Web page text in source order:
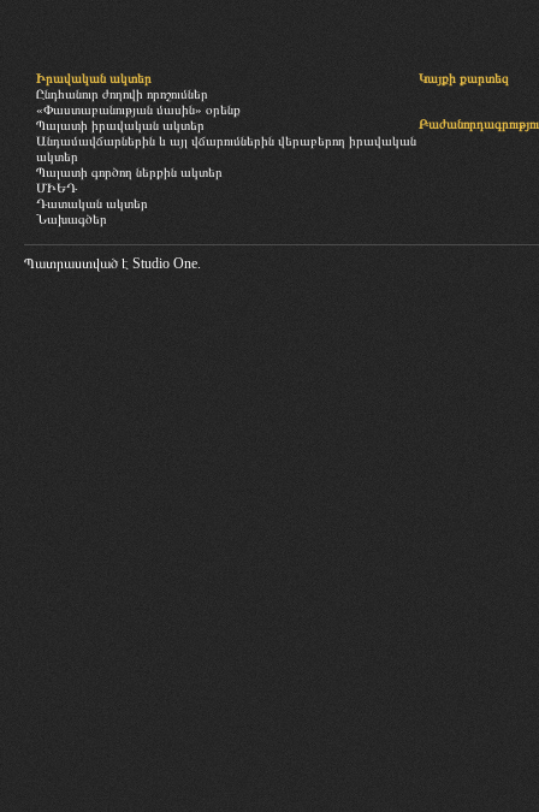
Իրավական ակտեր
Ընդհանուր ժողովի որոշումներ
«Փաստաբանության մասին» օրենք
Պալատի իրավական ակտեր
Անդամավճարներին և այլ վճարումներին վերաբերող իրավական
ակտեր
Պալատի գործող ներքին ակտեր
ՄԻԵԴ
Դատական ակտեր
Նախագծեր
Կայքի քարտեզ
Պատրաստված է Studio One.